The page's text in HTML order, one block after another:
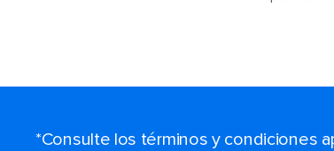
*Consulte los términos y condiciones